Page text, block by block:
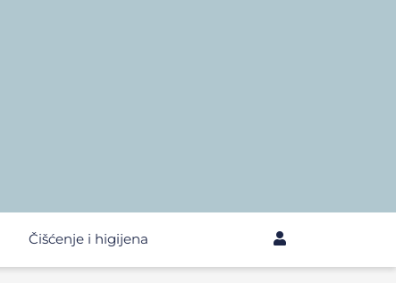
Čišćenje i higijena